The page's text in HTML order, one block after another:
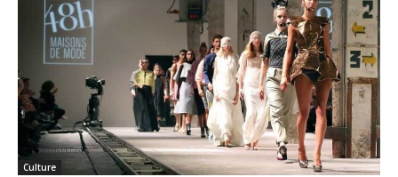
Culture